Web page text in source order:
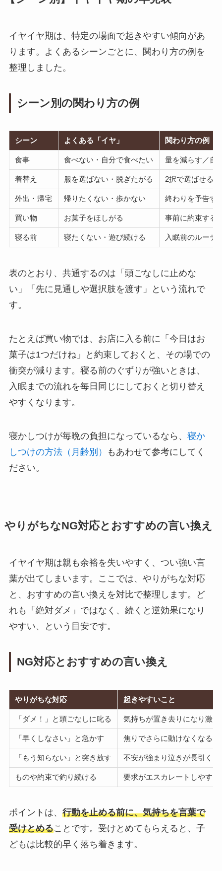
イヤイヤ期は、特定の場面で起きやすい傾向があ
ります。よくあるシーンごとに、関わり方の例を
整理しました。
シーン別の関わり方の例
シーン よくある「イヤ」 関わり方の例
食事 食べない・自分で食べたい 量を減らす／自
着替え 服を選ばない・脱ぎたがる 2択で選ばせる
外出・帰宅 帰りたくない・歩かない 終わりを予告す
買い物 お菓子をほしがる 事前に約束する
寝る前 寝たくない・遊び続ける 入眠前のルーテ
表のとおり、共通するのは「頭ごなしに止めな
い」「先に見通しや選択肢を渡す」という流れで
す。
たとえば買い物では、お店に入る前に「今日はお
菓子は1つだけね」と約束しておくと、その場での
衝突が減ります。寝る前のぐずりが強いときは、
入眠までの流れを毎日同じにしておくと切り替え
やすくなります。
寝かしつけが毎晩の負担になっているなら、 寝か
しつけの方法（月齢別）
もあわせて参考にしてく
ださい。
やりがちなNG対応とおすすめの言い換え
イヤイヤ期は親も余裕を失いやすく、つい強い言
葉が出てしまいます。ここでは、やりがちな対応
と、おすすめの言い換えを対比で整理します。ど
れも「絶対ダメ」ではなく、続くと逆効果になり
やすい、という目安です。
NG対応とおすすめの言い換え
やりがちな対応 起きやすいこと
「ダメ！」と頭ごなしに叱る 気持ちが置き去りになり激化
「早くしなさい」と急かす 焦りでさらに動けなくなる
「もう知らない」と突き放す 不安が強まり泣きが長引く
ものや約束で釣り続ける 要求がエスカレートしやすい
ポイントは、 行動を止める前に、気持ちを言葉で
受けとめることです。受けとめてもらえると、子
どもは比較的早く落ち着きます。